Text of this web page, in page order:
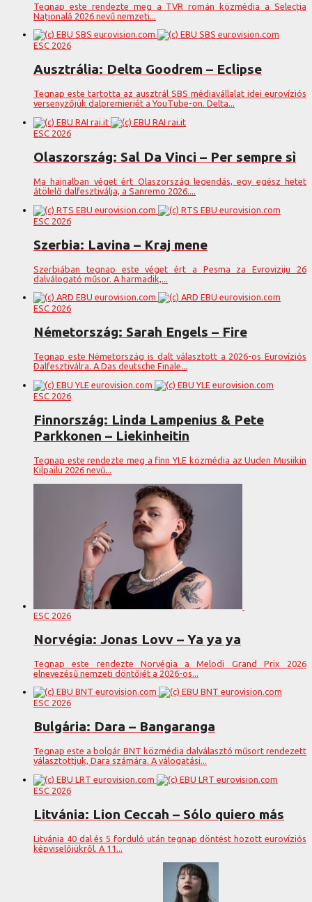
Tegnap este rendezte meg a TVR román közmédia a Selecția
Națională 2026 nevű nemzeti...
ESC 2026
Ausztrália: Delta Goodrem – Eclipse
Tegnap este tartotta az ausztrál SBS médiavállalat idei eurovíziós
versenyzőjük dalpremierjét a YouTube-on. Delta...
ESC 2026
Olaszország: Sal Da Vinci – Per sempre sì
Ma hajnalban véget ért Olaszország legendás, egy egész hetet
átölelő dalfesztiválja, a Sanremo 2026....
ESC 2026
Szerbia: Lavina – Kraj mene
Szerbiában tegnap este véget ért a Pesma za Evroviziju 26
dalválogató műsor. A harmadik,...
ESC 2026
Németország: Sarah Engels – Fire
Tegnap este Németország is dalt választott a 2026-os Eurovíziós
Dalfesztiválra. A Das deutsche Finale...
ESC 2026
Finnország: Linda Lampenius & Pete
Parkkonen – Liekinheitin
Tegnap este rendezte meg a finn YLE közmédia az Uuden Musiikin
Kilpailu 2026 nevű...
ESC 2026
Norvégia: Jonas Lovv – Ya ya ya
Tegnap este rendezte Norvégia a Melodi Grand Prix 2026
elnevezésű nemzeti döntőjét a 2026-os...
ESC 2026
Bulgária: Dara – Bangaranga
Tegnap este a bolgár BNT közmédia dalválasztó műsort rendezett
választottjuk, Dara számára. A válogatási...
ESC 2026
Litvánia: Lion Ceccah – Sólo quiero más
Litvánia 40 dal és 5 forduló után tegnap döntést hozott eurovíziós
képviselőjükről. A 11...